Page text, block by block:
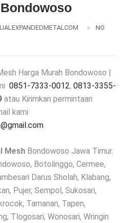
NO
Harga Murah Bondowoso |
0851-7333-0012, 0813-3355-
atau Kirimkan permintaan
kami
Mesh Bondowoso Jawa Timur.
Botolinggo, Cermee,
Darus Sholah, Klabang,
Pujer, Sempol, Sukosari,
Tamanan, Tapen,
Tlogosari, Wonosari, Wringin